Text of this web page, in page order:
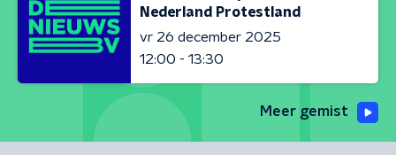
Nederland Protestland
vr 26 december 2025
12:00 - 13:30
Meer gemist